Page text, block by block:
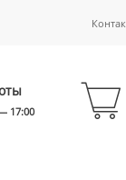
17:00